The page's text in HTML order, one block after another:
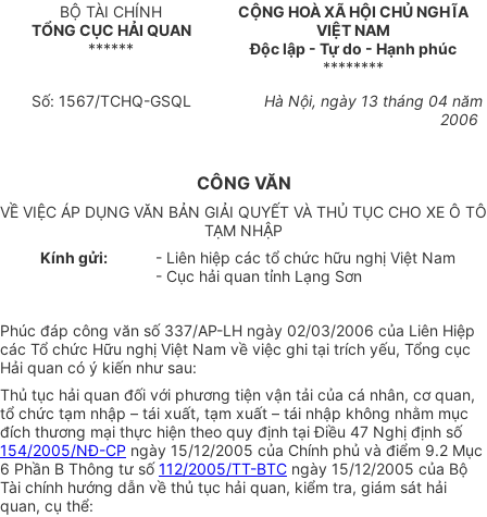
BỘ TÀI CHÍNH
TỔNG CỤC HẢI QUAN
******
CỘNG HOÀ XÃ HỘI CHỦ NGHĨA
VIỆT NAM
Độc lập - Tự do - Hạnh phúc
********
Số: 1567/TCHQ-GSQL
Hà Nội, ngày 13 tháng 04 năm
2006
CÔNG VĂN
VỀ VIỆC ÁP DỤNG VĂN BẢN GIẢI QUYẾT VÀ THỦ TỤC CHO XE Ô TÔ
TẠM NHẬP
Kính gửi:
- Liên hiệp các tổ chức hữu nghị Việt Nam
- Cục hải quan tỉnh Lạng Sơn
Phúc đáp công văn số 337/AP-LH ngày 02/03/2006 của Liên Hiệp
các Tổ chức Hữu nghị Việt Nam về việc ghi tại trích yếu, Tổng cục
Hải quan có ý kiến như sau:
Thủ tục hải quan đối với phương tiện vận tải của cá nhân, cơ quan,
tổ chức tạm nhập – tái xuất, tạm xuất – tái nhập không nhằm mục
đích thương mại thực hiện theo quy định tại Điều 47 Nghị định số
154/2005/NĐ-CP ngày 15/12/2005 của Chính phủ và điểm 9.2 Mục
6 Phần B Thông tư số112/2005/TT-BTC ngày 15/12/2005 của Bộ
Tài chính hướng dẫn về thủ tục hải quan, kiểm tra, giám sát hải
quan, cụ thể: